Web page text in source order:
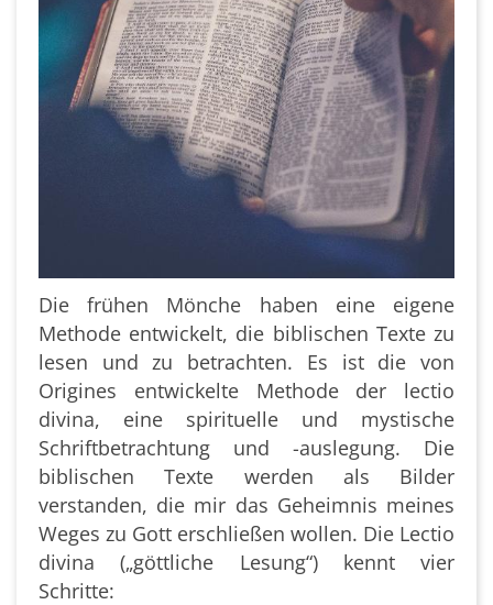
Die frühen Mönche haben eine eigene
Methode entwickelt, die biblischen Texte zu
lesen und zu betrachten. Es ist die von
Origines entwickelte Methode der lectio
divina, eine spirituelle und mystische
Schriftbetrachtung und -auslegung. Die
biblischen Texte werden als Bilder
verstanden, die mir das Geheimnis meines
Weges zu Gott erschließen wollen. Die Lectio
divina („göttliche Lesung“) kennt vier
Schritte: